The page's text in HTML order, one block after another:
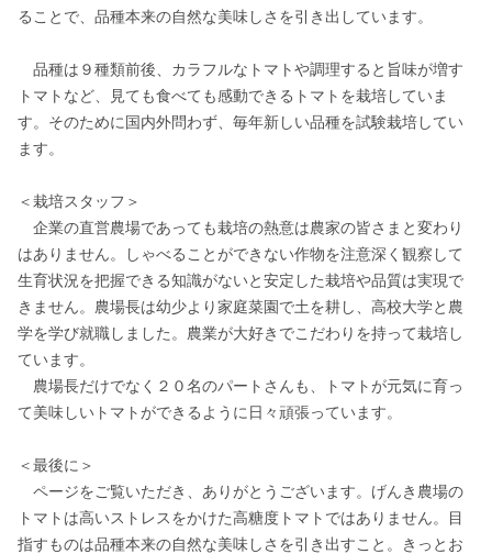
ることで、品種本来の自然な美味しさを引き出しています。
品種は９種類前後、カラフルなトマトや調理すると旨味が増す
トマトなど、見ても食べても感動できるトマトを栽培していま
す。そのために国内外問わず、毎年新しい品種を試験栽培してい
ます。
＜栽培スタッフ＞
企業の直営農場であっても栽培の熱意は農家の皆さまと変わり
はありません。しゃべることができない作物を注意深く観察して
生育状況を把握できる知識がないと安定した栽培や品質は実現で
きません。農場長は幼少より家庭菜園で土を耕し、高校大学と農
学を学び就職しました。農業が大好きでこだわりを持って栽培し
ています。
農場長だけでなく２０名のパートさんも、トマトが元気に育っ
て美味しいトマトができるように日々頑張っています。
＜最後に＞
ページをご覧いただき、ありがとうございます。げんき農場の
トマトは高いストレスをかけた高糖度トマトではありません。目
指すものは品種本来の自然な美味しさを引き出すこと。きっとお